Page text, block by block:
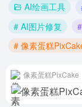
AI绘画工具
# AI图片修复
# 像素蛋糕
像素蛋糕PixCake